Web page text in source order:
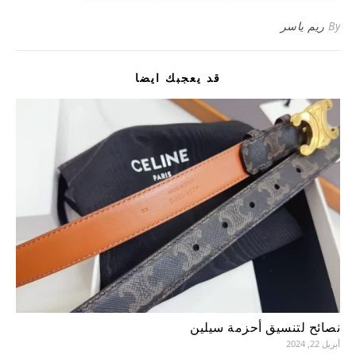
By ريم ياسر
قد يعجبك ايضا
نصائح لتنسيق أحزمة سيلين
أبريل 22, 2024